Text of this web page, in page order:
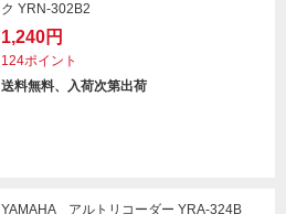
ク YRN-302B2
1,240円
124ポイント
送料無料、入荷次第出荷
YAMAHA アルトリコーダー YRA-324B